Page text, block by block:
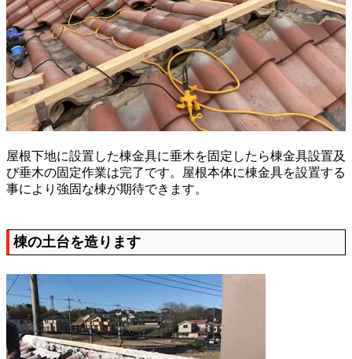
屋根下地に設置した棟金具に垂木を固定したら棟金具設置及
び垂木の固定作業は完了です。屋根本体に棟金具を設置する
事により強固な棟が期待できます。
棟の土台を造ります